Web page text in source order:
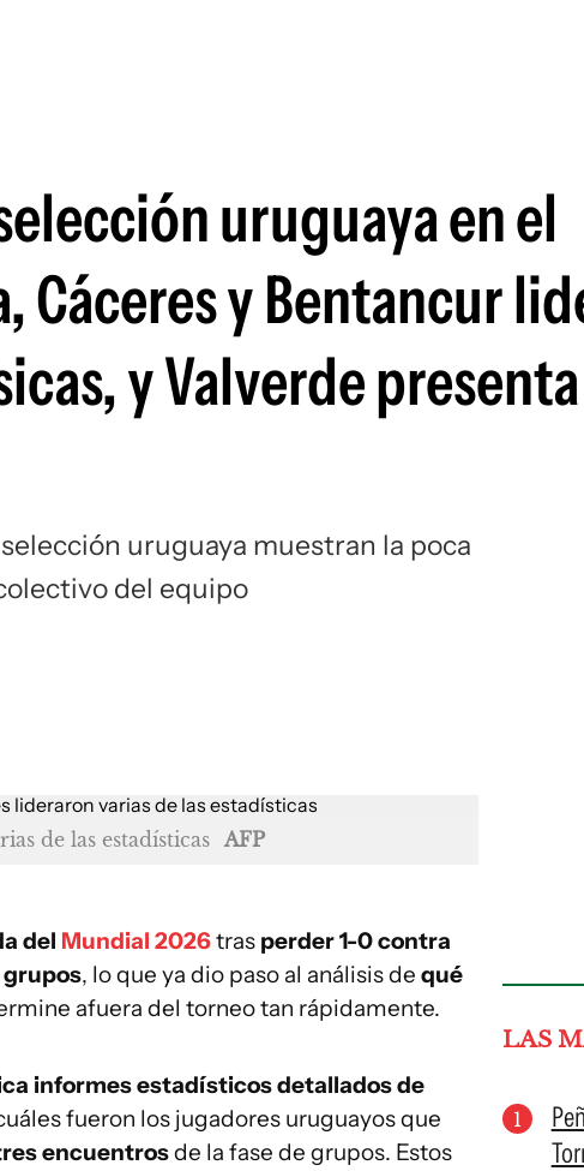
uruguaya en el
Cáceres y Bentancur
y Valverde presenta
uruguaya muestran la poca
del equipo
de las estadísticas AFP
del Mundial 2026tras perder 1-0 contra
grupos, lo que ya dio paso al análisis de qué
afuera del torneo tan rápidamente.
informes estadísticos detallados de
fueron los jugadores uruguayos que
encuentrosde la fase de grupos. Estos
LAS